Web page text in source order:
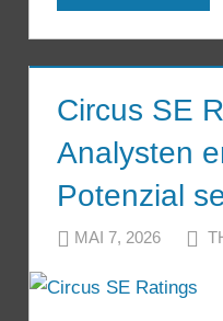
Circus SE
Analysten
Potenzial
MAI 7, 2026